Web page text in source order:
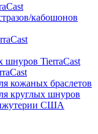
кабошонов
шнуров TierraCast
кожаных браслетов
круглых шнуров
США